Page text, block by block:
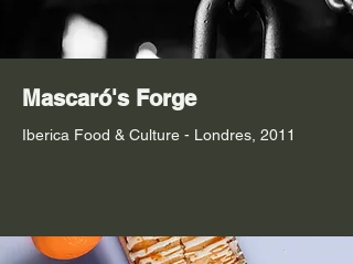
Mascaró's Forge
Iberica Food & Culture - Londres, 2011